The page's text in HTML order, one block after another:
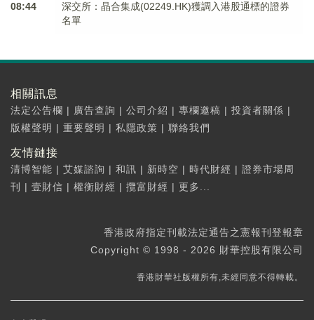
08:44
深交所：晶合集成(02249.HK)獲調入港股通標的證券
名單
相關訊息
法定公告欄 | 廣告查詢 | 公司介紹 | 專欄邀稿 | 投資者關係 |
版權聲明 | 重要聲明 | 私隱政策 | 聯絡我們
友情鏈接
清博智能 | 艾媒諮詢 | 和訊 | 新時空 | 時代財經 | 證券市場周
刊
| 壹財信 | 權衡財經 | 攬富財經 | 更多...
香港政府指定刊載法定通告之憲報刊登報章
Copyright © 1998 - 2026 財華控股有限公司
香港財華社版權所有,未經同意不得轉載。